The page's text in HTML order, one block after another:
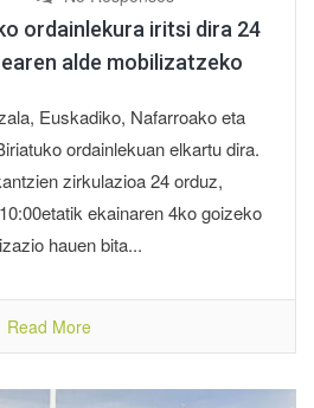
ordainlekura iritsi dira 24
alde mobilizatzeko
Euskadiko, Nafarroako eta
ordainlekuan elkartu dira.
zirkulazioa 24 orduz,
ekainaren 4ko goizeko
hauen bita...
Read More